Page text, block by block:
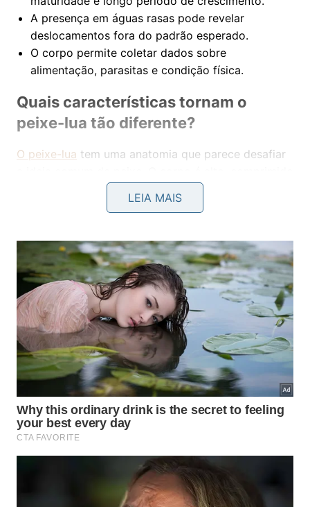
A presença em águas rasas pode revelar
deslocamentos fora do padrão esperado.
O corpo permite coletar dados sobre
alimentação, parasitas e condição física.
Quais características tornam o
peixe-lua tão diferente?
O peixe-lua tem uma anatomia que parece desafiar
lateralmente e sem uma nadadeira caudal
tradicional. Para se mover, ele usa principalmente as
lento, mas eficiente em mar aberto.
Essa espécie pode atingir tamanhos enormes
porque se alimenta de organismos gelatinosos,
pequenos animais marinhos e presas disponíveis em
diferentes profundidades. A pele resistente e o
corpo pesado ajudam na sobrevivência em áreas
oceânicas onde temperatura, pressão e
disponibilidade de alimento variam bastante.
LEIA MAIS